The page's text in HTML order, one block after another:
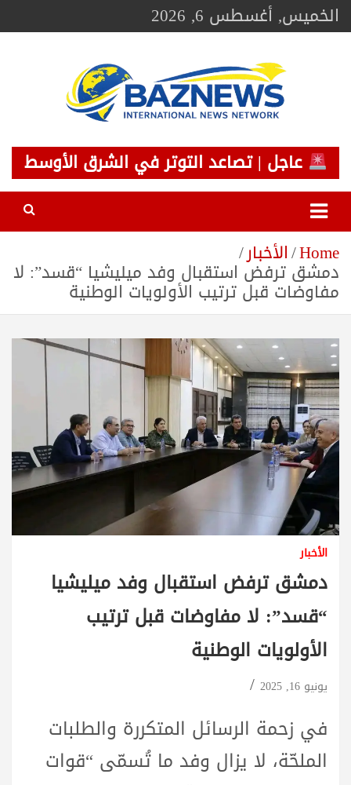
Skip
toالخميس, أغسطس 6, 2026
BAZNEWS
شبكة باز الإخبارية
عاجل | تصاعد التوتر في الشرق الأوسط
Home الأخبار
دمشق ترفض استقبال وفد ميليشيا “قسد”: لا
مفاوضات قبل ترتيب الأولويات الوطنية
الأخبار
دمشق ترفض استقبال وفد ميليشيا
“قسد”: لا مفاوضات قبل ترتيب
الأولويات الوطنية
يونيو 16, 2025
في زحمة الرسائل المتكررة والطلبات
الملحّة، لا يزال وفد ما تُسمّى “قوات